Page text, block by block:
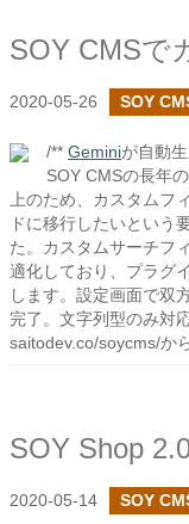
2020-05-26 SOY
/** Geminiが自動
SOY CMSの長年
上のため、カスタムフ
ドに移行したいという
た。カスタムサーチフ
適化しており、プラグ
します。設定画面で双
完了。文字列型のみ対
saitodev.co/soycms/か
SOY Shop
2020-05-14 SOY